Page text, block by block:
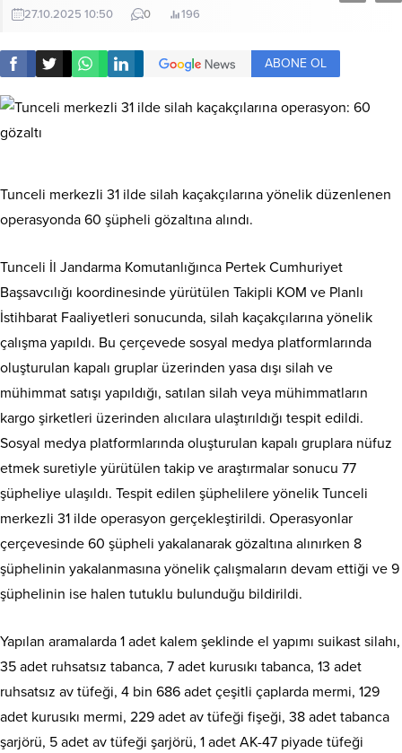
27.10.2025 10:50 0 196
ABONE OL
Tunceli merkezli 31 ilde silah kaçakçılarına yönelik düzenlenen
operasyonda 60 şüpheli gözaltına alındı.
Tunceli İl Jandarma Komutanlığınca Pertek Cumhuriyet
Başsavcılığı koordinesinde yürütülen Takipli KOM ve Planlı
İstihbarat Faaliyetleri sonucunda, silah kaçakçılarına yönelik
çalışma yapıldı. Bu çerçevede sosyal medya platformlarında
oluşturulan kapalı gruplar üzerinden yasa dışı silah ve
mühimmat satışı yapıldığı, satılan silah veya mühimmatların
kargo şirketleri üzerinden alıcılara ulaştırıldığı tespit edildi.
Sosyal medya platformlarında oluşturulan kapalı gruplara nüfuz
etmek suretiyle yürütülen takip ve araştırmalar sonucu 77
şüpheliye ulaşıldı. Tespit edilen şüphelilere yönelik Tunceli
merkezli 31 ilde operasyon gerçekleştirildi. Operasyonlar
çerçevesinde 60 şüpheli yakalanarak gözaltına alınırken 8
şüphelinin yakalanmasına yönelik çalışmaların devam ettiği ve 9
şüphelinin ise halen tutuklu bulunduğu bildirildi.
Yapılan aramalarda 1 adet kalem şeklinde el yapımı suikast silahı,
35 adet ruhsatsız tabanca, 7 adet kurusıkı tabanca, 13 adet
ruhsatsız av tüfeği, 4 bin 686 adet çeşitli çaplarda mermi, 129
adet kurusıkı mermi, 229 adet av tüfeği fişeği, 38 adet tabanca
şarjörü, 5 adet av tüfeği şarjörü, 1 adet AK-47 piyade tüfeği